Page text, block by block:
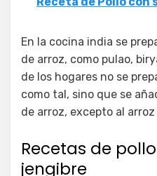
En la cocina india se
de arroz, como pulao,
de los hogares no se
como tal, sino que se
de arroz, excepto al arroz
Recetas de
jengibre